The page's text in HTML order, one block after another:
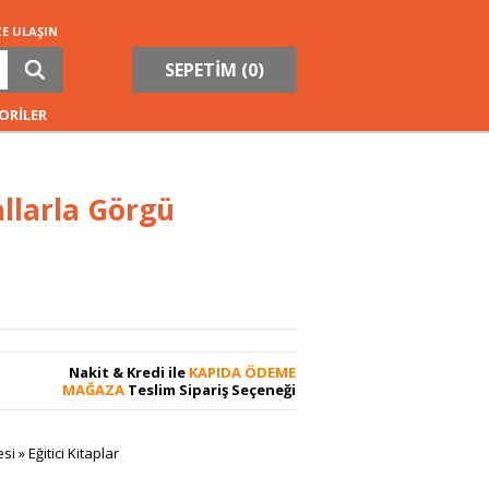
ULAŞIN
SEPETİM (0)
Görgü
Nakit & Kredi ile KAPIDA ÖDEME
MAĞAZA Teslim Sipariş Seçeneği
»Eğitici Kitaplar